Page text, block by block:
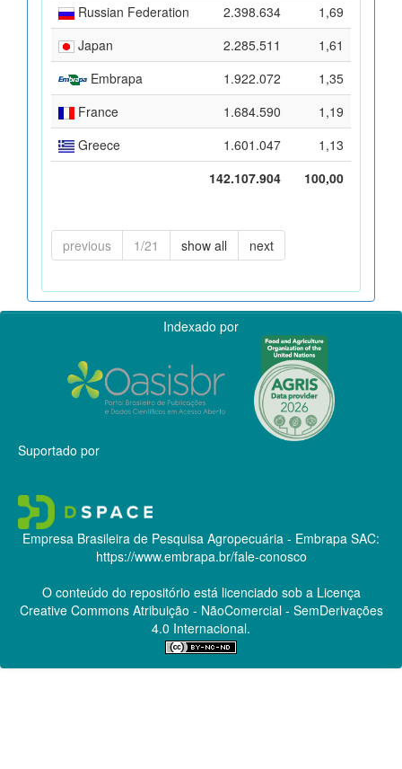
Russian Federation
2.398.634
1,69
Japan
2.285.511
1,61
Embrapa
1.922.072
1,35
France
1.684.590
1,19
Greece
1.601.047
1,13
142.107.904
100,00
previous 1/21 show all next
Indexado por
Suportado por
Empresa Brasileira de Pesquisa Agropecuária - Embrapa SAC:
https://www.embrapa.br/fale-conosco
O conteúdo do repositório está licenciado sob a Licença
Creative CommonsAtribuição - NãoComercial - SemDerivações
4.0 Internacional.